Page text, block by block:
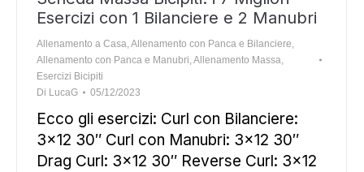
Esercizi con 1 Bilanciere e 2 Manubri
Allenamento a Casa,Allenamento con Panca e Bilanciere,
Allenamento con Panca e Manubri,Allenamento Massa,
Esercizi Bicipiti
Di LucaG 05/12/2023
Ecco gli esercizi: Curl con Bilanciere:
3×12 30″ Curl con Manubri: 3×12 30″
Drag Curl: 3×12 30″ Reverse Curl: 3×12